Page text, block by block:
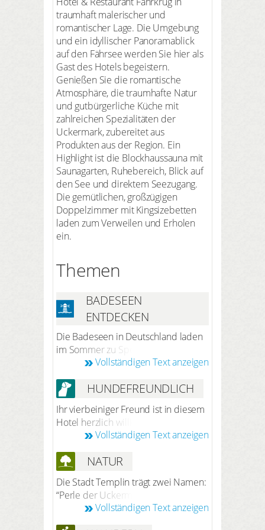
traumhaft malerischer und
romantischer Lage. Die Umgebung
und ein idyllischer Panoramablick
auf den Fährsee werden Sie hier als
Gast des Hotels begeistern.
Genießen Sie die romantische
Atmosphäre, die traumhafte Natur
und gutbürgerliche Küche mit
zahlreichen Spezialitäten der
Uckermark, zubereitet aus
Produkten aus der Region. Ein
Highlight ist die Blockhaussauna mit
Saunagarten, Ruhebereich, Blick auf
den See und direktem Seezugang.
Die gemütlichen, großzügigen
Doppelzimmer mit Kingsizebetten
laden zum Verweilen und Erholen
ein.
Themen
BADESEEN
ENTDECKEN
Die Badeseen in Deutschland laden
im Sommer zu Sport, Spaß und
Erfrischung ein. Bevorzugen Sie eher
Urlaub bieten diese die perfekte
Möglichkeit für Erholung. Die
Badeseen liegen so schön in die
umliegende Landschaft eingebettet,
dass man auch in wenigen Minuten
von der Stadt ins kühle Nass
eintauchen kann.
Vollständigen Text anzeigen
HUNDEFREUNDLICH
Ihr vierbeiniger Freund ist in diesem
Hotel herzlich willkommen. Nach
vorheriger Anmeldung bei der
Euro pro Hund/Nacht (ohne Futter).
Ihr Hund darf Sie ins Restaurant und
in alle öffentlichen Räume begleiten.
Vollständigen Text anzeigen
NATUR
Die Stadt Templin trägt zwei Namen:
“Perle der Uckermark“ und „Stadt
der Seen und Wälder“. Wer ein Mal
Vollständigen Text anzeigen